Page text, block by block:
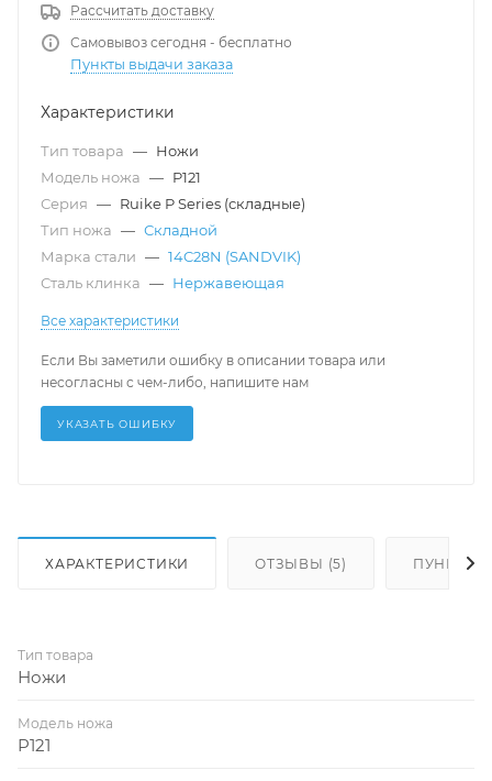
Рассчитать доставку
Самовывоз сегодня - бесплатно
Пункты выдачи заказа
Характеристики
Тип товара — Ножи
Модель ножа — P121
Серия — Ruike P Series (складные)
Тип ножа — Складной
Марка стали — 14C28N (SANDVIK)
Сталь клинка — Нержавеющая
Все характеристики
Если Вы заметили ошибку в описании товара или
несогласны с чем-либо, напишите нам
УКАЗАТЬ ОШИБКУ
ХАРАКТЕРИСТИКИ ОТЗЫВЫ (5) ПУНКТЫ
Тип товара
Ножи
Модель ножа
P121